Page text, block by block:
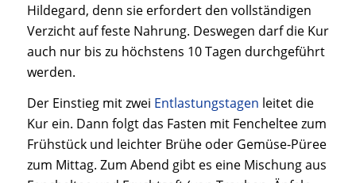
Hildegard, denn sie erfordert den vollständigen
Verzicht auf feste Nahrung. Deswegen darf die Kur
auch nur bis zu höchstens 10 Tagen durchgeführt
werden.
Der Einstieg mit zwei Entlastungstagen leitet die
Kur ein. Dann folgt das Fasten mit Fencheltee zum
Frühstück und leichter Brühe oder Gemüse-Püree
zum Mittag. Zum Abend gibt es eine Mischung aus